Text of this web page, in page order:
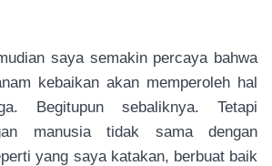
saya semakin percaya bahwa
kebaikan akan memperoleh hal
Begitupun sebaliknya. Tetapi
manusia tidak sama dengan
yang saya katakan, berbuat baik